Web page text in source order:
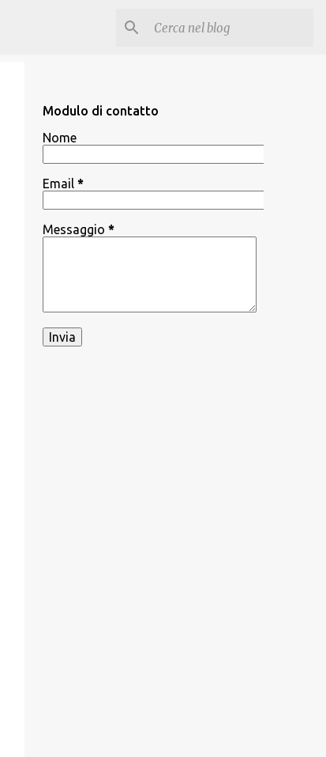
Modulo di contatto
Nome
Email *
Messaggio *